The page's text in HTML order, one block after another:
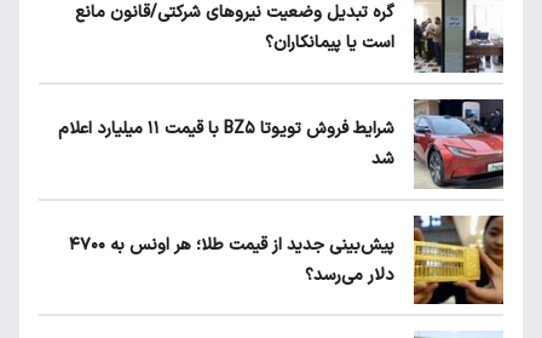
بلاگرهای پردرآمد مشمول مالیات هستند
ماجرای محدودیت گوشت برزیلی در اروپا
گره تبدیل وضعیت نیروهای شرکتی/قانون مانع
است یا پیمانکاران؟
شرایط فروش تویوتا BZ۵ با قیمت ۱۱ میلیارد اعلام
شد
پیش‌بینی جدید از قیمت طلا؛ هر اونس به ۴۷۰۰
دلار می‌رسد؟